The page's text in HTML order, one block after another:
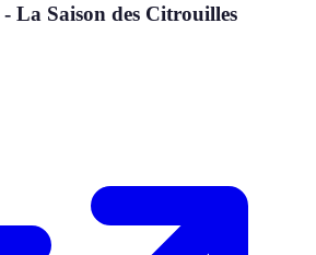
La Saison des Citrouilles